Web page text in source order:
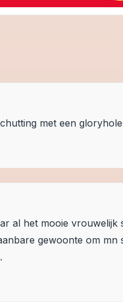
met een gloryhole
al het mooie vrouwelijk
gewoonte om mn